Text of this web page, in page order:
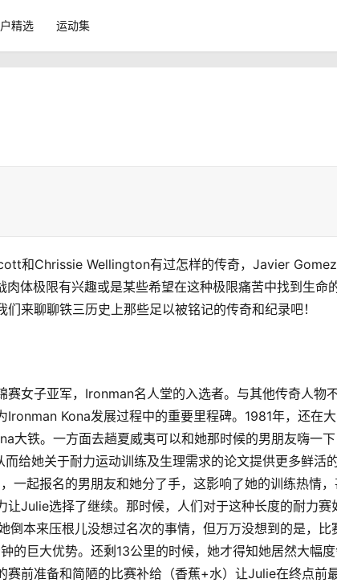
精选 运动集
和Chrissie Wellington有过怎样的传奇，Javier
体极限有兴趣或是某些希望在这种极限痛苦中找到生命
来聊聊铁三历史上那些足以被铭记的传奇和纪录吧！
女子亚军，Ironman名人堂的入选者。与其他传奇人物
Kona发展过程中的重要里程碑。1981年，还在
大铁。一方面去趟夏威夷可以和她那时候的男朋友嗨一
给她关于耐力运动训练及生理需求的论文提供更多鲜活
一起报名的男朋友和她分了手，这影响了她的训练热情
Julie选择了继续。那时候，人们对于这种长度的耐力赛
本来压根儿没想过名次的事情，但万万没想到的是，比
的巨大优势。还剩13公里的时候，她才得知她居然大幅
前准备和简陋的比赛补给（香蕉+水）让Julie在终点前